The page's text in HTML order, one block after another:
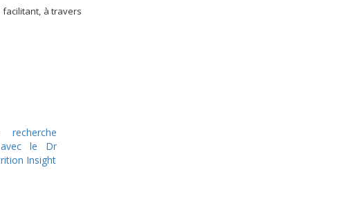
à travers
le Dr
Insight